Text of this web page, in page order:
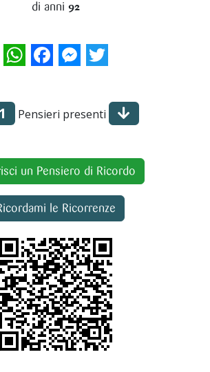
di anni 92
WhatsAppFacebookMessenger
Twitter
1 Pensieri presenti
un Pensiero di Ricordo
le Ricorrenze